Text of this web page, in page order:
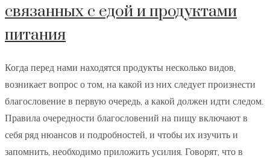
связанных с едой и продуктами
питания
Когда перед нами находятся продукты несколько видов,
возникает вопрос о том, на какой из них следует произнести
благословение в первую очередь, а какой должен идти следом.
Правила очередности благословений на пищу включают в
себя ряд нюансов и подробностей, и чтобы их изучить и
запомнить, необходимо приложить усилия. Говорят, что в